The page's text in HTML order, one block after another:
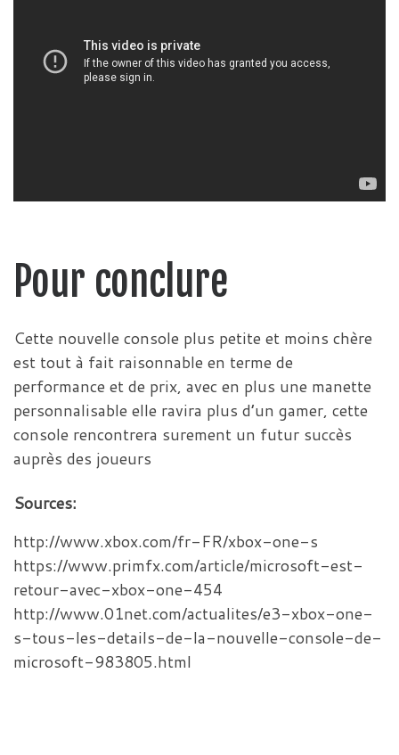
Pour conclure
Cette nouvelle console plus petite et moins chère
est tout à fait raisonnable en terme de
performance et de prix, avec en plus une manette
personnalisable elle ravira plus d’un gamer, cette
console rencontrera surement un futur succès
auprès des joueurs
Sources:
http://www.xbox.com/fr-FR/xbox-one-s
https://www.primfx.com/article/microsoft-est-
retour-avec-xbox-one-454
http://www.01net.com/actualites/e3-xbox-one-
s-tous-les-details-de-la-nouvelle-console-de-
microsoft-983805.html